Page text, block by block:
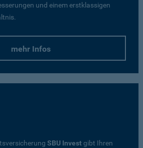
und einem erstklassigen
mehr Infos
SBU Investgibt Ihren